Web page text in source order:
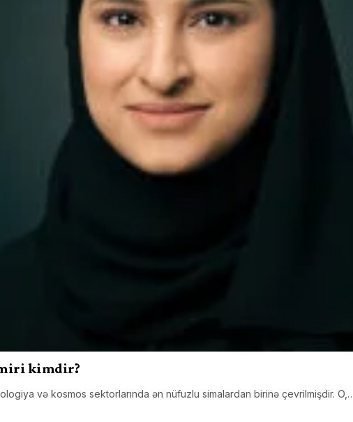
kimdir?
və kosmos sektorlarında ən nüfuzlu simalardan birinə çevrilmişdir.